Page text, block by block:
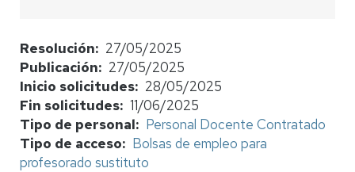
Resolución
27/05/2025
Publicación
27/05/2025
Inicio solicitudes
28/05/2025
Fin solicitudes 11/06/2025
Tipo de personal
Personal Docente Contratado
Tipo de acceso
Bolsas de empleo para
profesorado sustituto